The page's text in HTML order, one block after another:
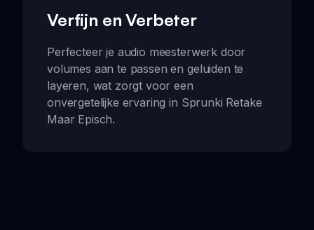
Verfijn en Verbeter
Perfecteer je audio meesterwerk door
volumes aan te passen en geluiden te
layeren, wat zorgt voor een
onvergetelijke ervaring in Sprunki Retake
Maar Episch.